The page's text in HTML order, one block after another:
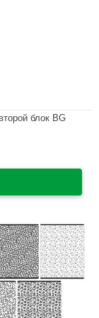
блок BG